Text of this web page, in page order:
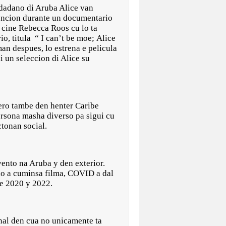
di Aruba Alice van
durante un documentario
Rebecca Roos cu lo ta
titula “ I can’t be moe; Alice
despues, lo estrena e pelicula
un seleccion di Alice su
tambe den henter Caribe
masha diverso pa sigui cu
social.
na Aruba y den exterior.
a cuminsa filma, COVID a dal
2020 y 2022.
den cua no unicamente ta